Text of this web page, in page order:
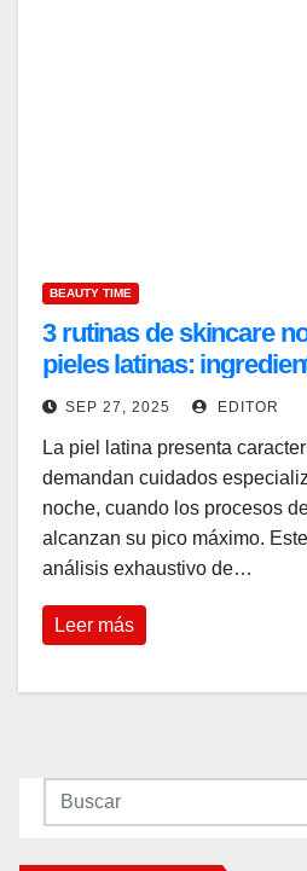
BEAUTY TIME
3 rutinas de skincare
pieles latinas:
funcionan según
SEP 27, 2025 EDITOR
La piel latina presenta
demandan cuidados
noche, cuando los procesos
alcanzan su pico máximo.
análisis exhaustivo de…
Leer más